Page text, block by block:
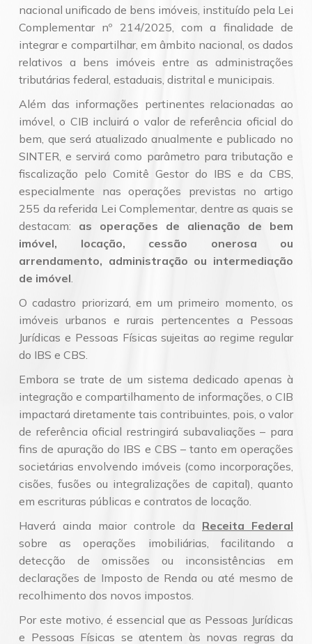
nacional unificado de bens imóveis, instituído pela Lei
Complementar nº 214/2025, com a finalidade de
integrar e compartilhar, em âmbito nacional, os dados
relativos a bens imóveis entre as administrações
tributárias federal, estaduais, distrital e municipais.
Além das informações pertinentes relacionadas ao
imóvel, o CIB incluirá o valor de referência oficial do
bem, que será atualizado anualmente e publicado no
SINTER, e servirá como parâmetro para tributação e
fiscalização pelo Comitê Gestor do IBS e da CBS,
especialmente nas operações previstas no artigo
255 da referida Lei Complementar, dentre as quais se
destacam: as operações de alienação de bem
imóvel, locação, cessão onerosa ou
arrendamento, administração ou intermediação
de imóvel
O cadastro priorizará, em um primeiro momento, os
imóveis urbanos e rurais pertencentes a Pessoas
Jurídicas e Pessoas Físicas sujeitas ao regime regular
do IBS e CBS.
Embora se trate de um sistema dedicado apenas à
integração e compartilhamento de informações, o CIB
impactará diretamente tais contribuintes, pois, o valor
de referência oficial restringirá subavaliações – para
fins de apuração do IBS e CBS – tanto em operações
societárias envolvendo imóveis (como incorporações,
cisões, fusões ou integralizações de capital), quanto
em escrituras públicas e contratos de locação.
Haverá ainda maior controle da Receita Federal
sobre as operações imobiliárias, facilitando a
detecção de omissões ou inconsistências em
declarações de Imposto de Renda ou até mesmo de
recolhimento dos novos impostos.
Por este motivo, é essencial que as Pessoas Jurídicas
e Pessoas Físicas se atentem às novas regras da